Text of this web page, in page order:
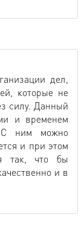
дел,
которые не
силу. Данный
и временем
С ним можно
и при этом
так, что бы
и в